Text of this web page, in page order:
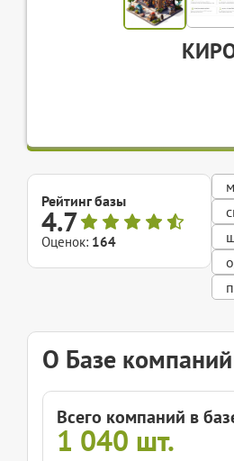
Рейтинг базы
4.7
Оценок: 164
О Базе
Всего компаний в
1 040 шт.